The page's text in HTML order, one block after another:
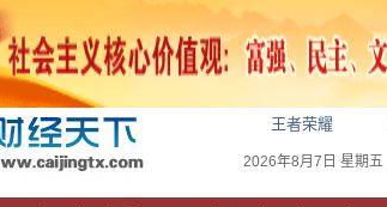
王者荣耀
2026年8月7日 星期五